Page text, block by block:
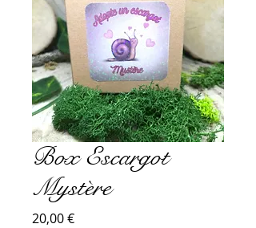
Box Escargot
Mystère
20,00 €Prix